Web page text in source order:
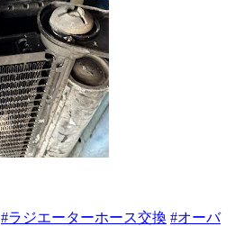
#ラジエーターホース交換 #オーバ